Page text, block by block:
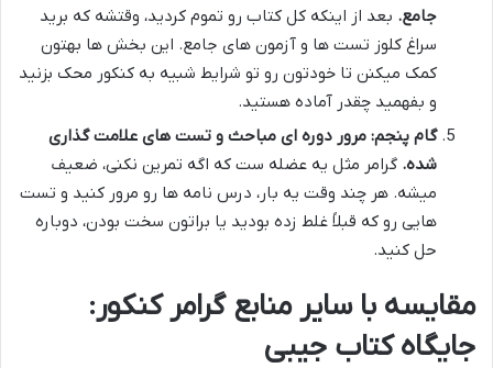
جامع. بعد از اینکه کل کتاب رو تموم کردید، وقتشه که برید
سراغ کلوز تست ها و آزمون های جامع. این بخش ها بهتون
کمک میکنن تا خودتون رو تو شرایط شبیه به کنکور محک بزنید
و بفهمید چقدر آماده هستید.
گام پنجم: مرور دوره ای مباحث و تست های علامت گذاری
شده. گرامر مثل یه عضله ست که اگه تمرین نکنی، ضعیف
میشه. هر چند وقت یه بار، درس نامه ها رو مرور کنید و تست
هایی رو که قبلاً غلط زده بودید یا براتون سخت بودن، دوباره
حل کنید.
مقایسه با سایر منابع گرامر کنکور:
جایگاه کتاب جیبی